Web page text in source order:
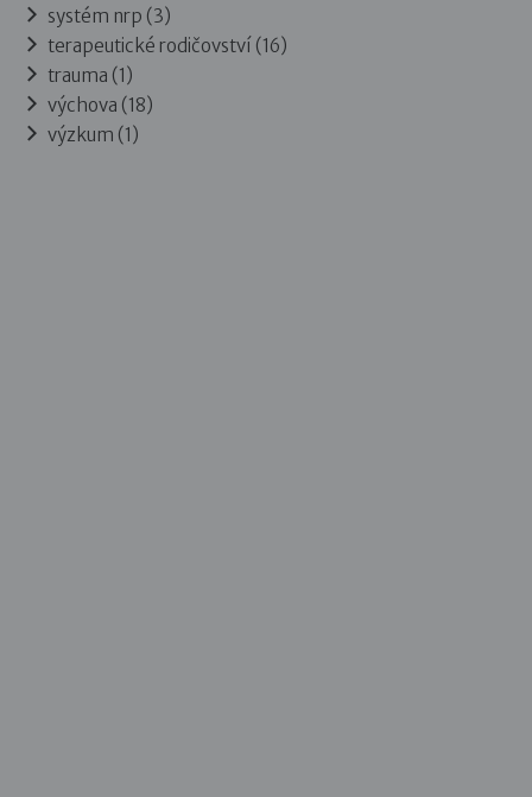
systém nrp (3)
terapeutické rodičovství (16)
trauma (1)
výchova (18)
výzkum (1)